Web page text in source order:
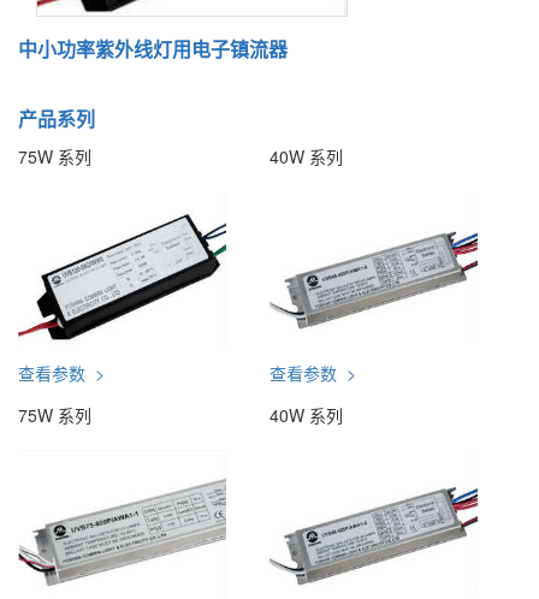
中小功率紫外线灯用电子镇流器
产品系列
75W 系列
查看参数 >
40W 系列
查看参数 >
75W 系列
40W 系列